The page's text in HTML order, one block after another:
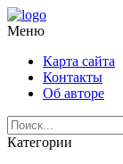
Меню
Карта сайта
Контакты
Об авторе
Категории